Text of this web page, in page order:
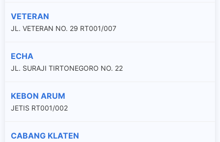
VETERAN
JL. VETERAN NO. 29 RT001/007
ECHA
JL. SURAJI TIRTONEGORO NO. 22
KEBON ARUM
JETIS RT001/002
CABANG KLATEN